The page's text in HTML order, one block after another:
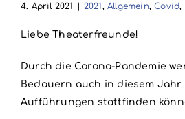
4. April 2021 2021 ,Allgemein,Covid,
Liebe Theaterfreunde!
Durch die Corona-Pandemie
Bedauern auch in diesem Jahr
Aufführungen stattfinden